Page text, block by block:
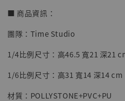
【店內現貨】七龍珠 系
NT$ 4,280
■ 商品資訊：
團隊：Time Studio
1/4比例尺寸：高46.5 寬21 深21
1/6比例尺寸：高31 寬14 深14 cm
材質：POLLYSTONE+PVC+PU